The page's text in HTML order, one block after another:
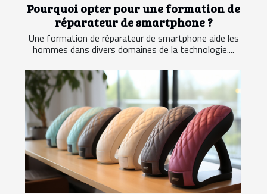
Pourquoi opter pour une formation de
réparateur de smartphone ?
Une formation de réparateur de smartphone aide les
hommes dans divers domaines de la technologie....